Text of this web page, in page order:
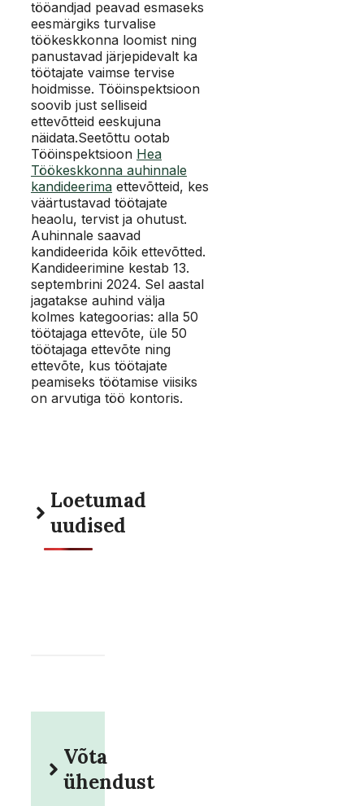
tööandjad peavad esmaseks
eesmärgiks turvalise
töökeskkonna loomist ning
panustavad järjepidevalt ka
töötajate vaimse tervise
hoidmisse. Tööinspektsioon
soovib just selliseid
ettevõtteid eeskujuna
näidata.Seetõttu ootab
Tööinspektsioon Hea
Töökeskkonna auhinnale
kandideerima ettevõtteid, kes
väärtustavad töötajate
heaolu, tervist ja ohutust.
Auhinnale saavad
kandideerida kõik ettevõtted.
Kandideerimine kestab 13.
septembrini 2024. Sel aastal
jagatakse auhind välja
kolmes kategoorias: alla 50
töötajaga ettevõte, üle 50
töötajaga ettevõte ning
ettevõte, kus töötajate
peamiseks töötamise viisiks
on arvutiga töö kontoris.
Loetumad
uudised
Võta
ühendust